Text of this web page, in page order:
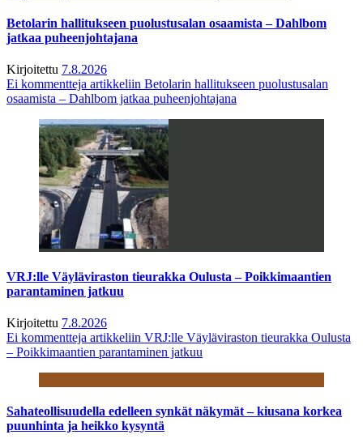
Betolarin hallitukseen puolustusalan osaamista – Dahlbom
jatkaa puheenjohtajana
Kirjoitettu 7.8.2026
Ei kommentteja artikkeliin Betolarin hallitukseen puolustusalan
osaamista – Dahlbom jatkaa puheenjohtajana
VRJ:lle Väyläviraston tieurakka Oulusta – Poikkimaantien
parantaminen jatkuu
Kirjoitettu 7.8.2026
Ei kommentteja artikkeliin VRJ:lle Väyläviraston tieurakka Oulusta
– Poikkimaantien parantaminen jatkuu
Sahateollisuudella edelleen synkät näkymät – kiusana korkea
puunhinta ja heikko kysyntä